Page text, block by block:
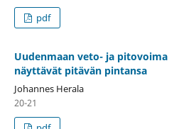
pdf
Uudenmaan veto- ja pitovoima
näyttävät pitävän pintansa
Johannes Herala
20-21